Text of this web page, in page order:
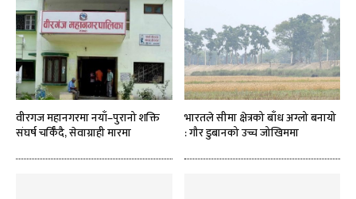
वीरगज महानगरमा नयाँ–पुरानो शक्ति
संघर्ष चर्किँदै, सेवाग्राही मारमा
भारतले सीमा क्षेत्रको बाँध अग्लो बनायो
: गौर डुबानको उच्च जोखिममा